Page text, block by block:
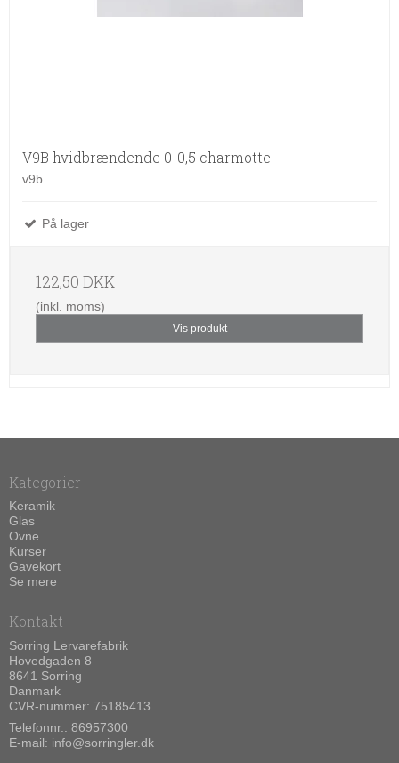
V9B hvidbrændende 0-0,5 charmotte
v9b
På lager
122,50 DKK
(inkl. moms)
Vis produkt
Kategorier
Keramik
Glas
Ovne
Kurser
Gavekort
Se mere
Kontakt
Sorring Lervarefabrik
Hovedgaden 8
8641 Sorring
Danmark
CVR-nummer: 75185413
Telefonnr.: 86957300
E-mail: info@sorringler.dk